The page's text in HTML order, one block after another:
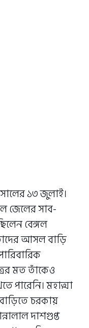
১৩ জুলাই।
জেলের সাব-
বেঙ্গল
আসল বাড়ি
মত তাঁকেও
পারেনি। মহাত্মা
চরকায়
দাশগুপ্ত